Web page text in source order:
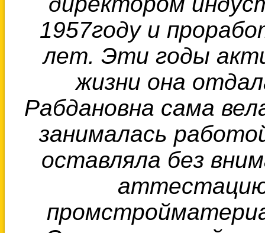
1957году и
лет. Эти годы
жизни она
Рабдановна сама
занималась
оставляла без